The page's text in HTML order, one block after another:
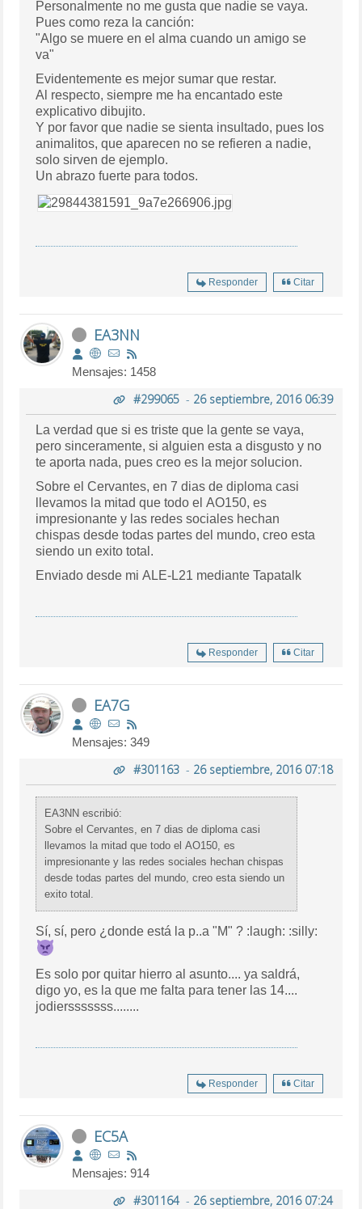
Personalmente no me gusta que nadie se vaya.
Pues como reza la canción:
"Algo se muere en el alma cuando un amigo se
va"
Evidentemente es mejor sumar que restar.
Al respecto, siempre me ha encantado este
explicativo dibujito.
Y por favor que nadie se sienta insultado, pues los
animalitos, que aparecen no se refieren a nadie,
solo sirven de ejemplo.
Un abrazo fuerte para todos.
Responder Citar
EA3NN
Mensajes: 1458
#299065- 26 septiembre, 2016 06:39
La verdad que si es triste que la gente se vaya,
pero sinceramente, si alguien esta a disgusto y no
te aporta nada, pues creo es la mejor solucion.
Sobre el Cervantes, en 7 dias de diploma casi
llevamos la mitad que todo el AO150, es
impresionante y las redes sociales hechan
chispas desde todas partes del mundo, creo esta
siendo un exito total.
Enviado desde mi ALE-L21 mediante Tapatalk
Responder Citar
EA7G
Mensajes: 349
#301163- 26 septiembre, 2016 07:18
EA3NN escribió:
Sobre el Cervantes, en 7 dias de diploma casi
llevamos la mitad que todo el AO150, es
impresionante y las redes sociales hechan chispas
desde todas partes del mundo, creo esta siendo un
exito total.
Sí, sí, pero ¿donde está la p..a "M" ? :laugh: :silly:
Es solo por quitar hierro al asunto.... ya saldrá,
digo yo, es la que me falta para tener las 14....
jodiersssssss........
Responder Citar
EC5A
Mensajes: 914
#301164- 26 septiembre, 2016 07:24